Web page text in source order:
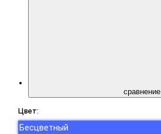
сравнение
Цвет:
Бесцветный